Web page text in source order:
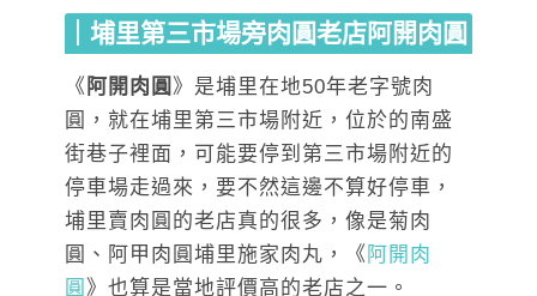
｜埔里第三市場旁肉圓老店阿開肉圓
《 阿開肉圓 》是埔里在地50年老字號肉
圓，就在埔里第三市場附近，位於的南盛
街巷子裡面，可能要停到第三市場附近的
停車場走過來，要不然這邊不算好停車，
埔里賣肉圓的老店真的很多，像是菊肉
圓、阿甲肉圓埔里施家肉丸，《 阿開肉
圓 》也算是當地評價高的老店之一。